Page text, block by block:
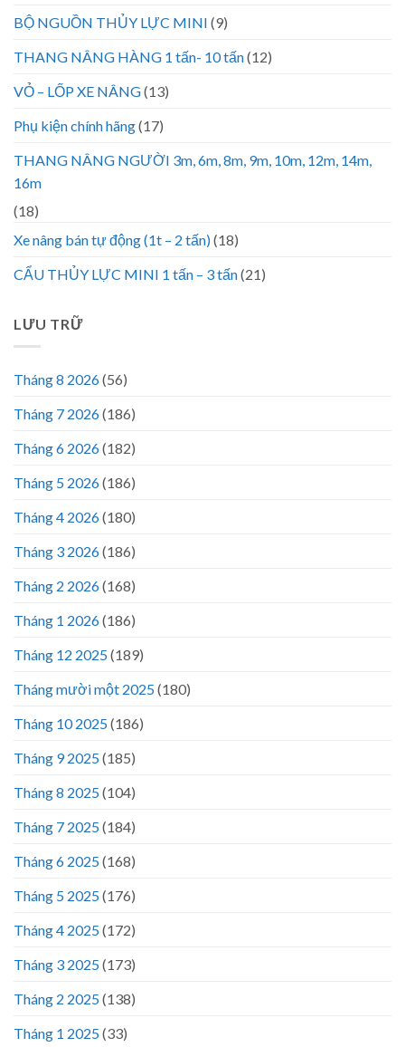
BỘ NGUỒN THỦY LỰC MINI (9)
THANG NÂNG HÀNG 1 tấn- 10 tấn(12)
VỎ – LỐP XE NÂNG(13)
Phụ kiện chính hãng(17)
THANG NÂNG NGƯỜI 3m, 6m, 8m, 9m, 10m, 12m, 14m,
16m
(18)
Xe nâng bán tự động (1t – 2 tấn)(18)
CẨU THỦY LỰC MINI 1 tấn – 3 tấn(21)
LƯU TRỮ
Tháng 8 2026(56)
Tháng 7 2026(186)
Tháng 6 2026(182)
Tháng 5 2026(186)
Tháng 4 2026(180)
Tháng 3 2026(186)
Tháng 2 2026(168)
Tháng 1 2026(186)
Tháng 12 2025(189)
Tháng mười một 2025(180)
Tháng 10 2025(186)
Tháng 9 2025(185)
Tháng 8 2025(104)
Tháng 7 2025(184)
Tháng 6 2025(168)
Tháng 5 2025(176)
Tháng 4 2025(172)
Tháng 3 2025(173)
Tháng 2 2025(138)
Tháng 1 2025(33)